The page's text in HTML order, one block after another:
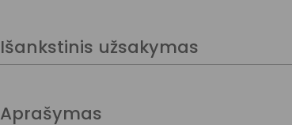
Išankstinis užsakymas
7-20 d. d.
Aprašymas